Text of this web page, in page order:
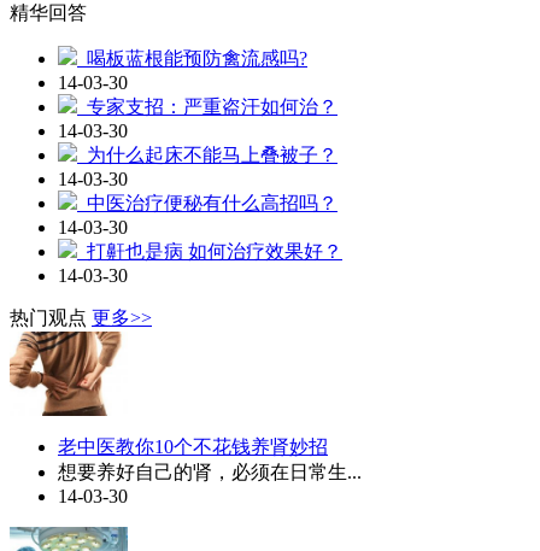
精华回答
喝板蓝根能预防禽流感吗?
14-03-30
专家支招：严重盗汗如何治？
14-03-30
为什么起床不能马上叠被子？
14-03-30
中医治疗便秘有什么高招吗？
14-03-30
打鼾也是病 如何治疗效果好？
14-03-30
热门观点 更多>>
老中医教你10个不花钱养肾妙招
想要养好自己的肾，必须在日常生...
14-03-30